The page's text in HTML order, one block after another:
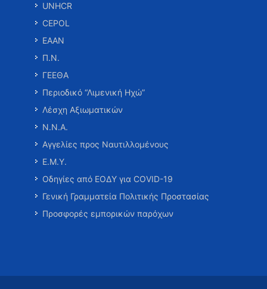
UNHCR
CEPOL
ΕΑΑΝ
Π.Ν.
ΓΕΕΘΑ
Περιοδικό “Λιμενική Ηχώ”
Λέσχη Αξιωματικών
Ν.Ν.Α.
Αγγελίες προς Ναυτιλλομένους
Ε.Μ.Υ.
Οδηγίες από ΕΟΔΥ για COVID-19
Γενική Γραμματεία Πολιτικής Προστασίας
Προσφορές εμπορικών παρόχων